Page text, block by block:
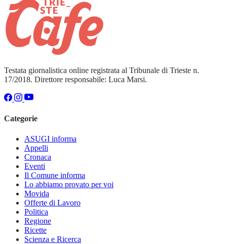
Testata giornalistica online registrata al Tribunale di Trieste n.
17/2018. Direttore responsabile: Luca Marsi.
Categorie
ASUGI informa
Appelli
Cronaca
Eventi
Il Comune informa
Lo abbiamo provato per voi
Movida
Offerte di Lavoro
Politica
Regione
Ricette
Scienza e Ricerca